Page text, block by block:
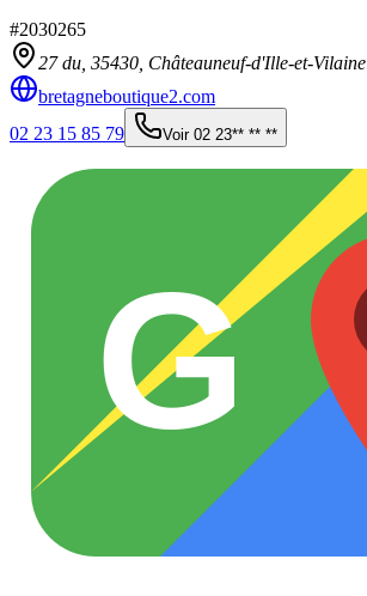
#2030265
27 du, 35430 Châteauneuf-d'Ille-et-Vilaine
bretagneboutique2.com
02 23 15 85 79
Voir 02 23** ** **
G